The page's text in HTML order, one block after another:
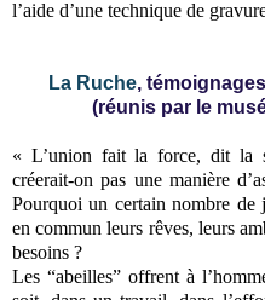
l’aide d’une technique de
La Ruche,
(réunis par le
« L’union fait la force, dit la
créerait-on pas une manière
Pourquoi un certain nombre de
en commun leurs rêves, leurs
besoins ?
Les “abeilles” offrent à